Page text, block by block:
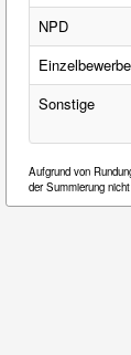
NPD
Sonstige
Aufgrund von
der Summierung